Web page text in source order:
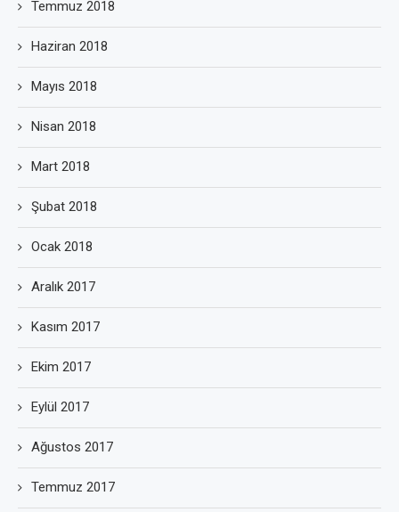
Temmuz 2018
Haziran 2018
Mayıs 2018
Nisan 2018
Mart 2018
Şubat 2018
Ocak 2018
Aralık 2017
Kasım 2017
Ekim 2017
Eylül 2017
Ağustos 2017
Temmuz 2017